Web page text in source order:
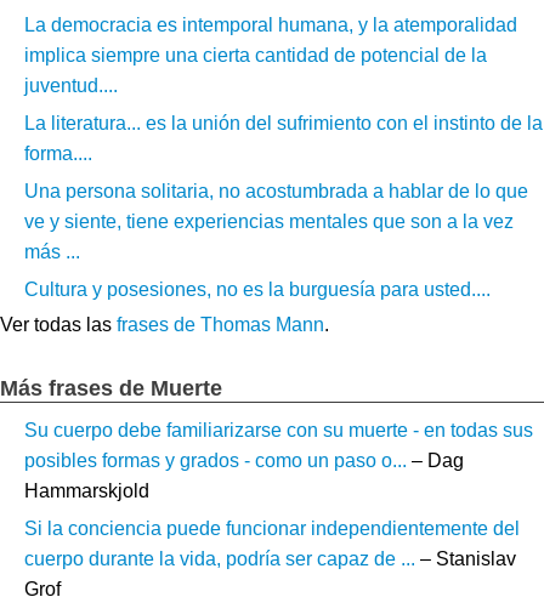
La democracia es intemporal humana, y la atemporalidad
implica siempre una cierta cantidad de potencial de la
juventud....
La literatura... es la unión del sufrimiento con el instinto de la
forma....
Una persona solitaria, no acostumbrada a hablar de lo que
ve y siente, tiene experiencias mentales que son a la vez
más ...
Cultura y posesiones, no es la burguesía para usted....
Ver todas las frases de Thomas Mann.
Más frases de Muerte
Su cuerpo debe familiarizarse con su muerte - en todas sus
posibles formas y grados - como un paso o... – Dag
Hammarskjold
Si la conciencia puede funcionar independientemente del
cuerpo durante la vida, podría ser capaz de ... – Stanislav
Grof